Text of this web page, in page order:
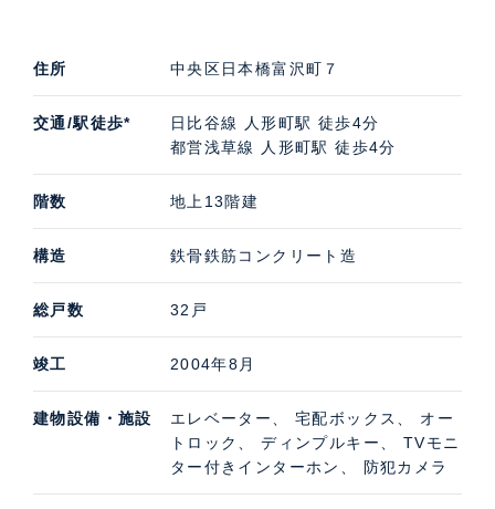
住所 中央区日本橋富沢町７
交通/駅徒歩*
日比谷線 人形町駅 徒歩4分
都営浅草線 人形町駅 徒歩4分
階数 地上13階建
構造 鉄骨鉄筋コンクリート造
総戸数 32戸
竣工 2004年8月
建物設備・施設
エレベーター、 宅配ボックス、 オー
トロック、 ディンプルキー、 TVモニ
ター付きインターホン、 防犯カメラ